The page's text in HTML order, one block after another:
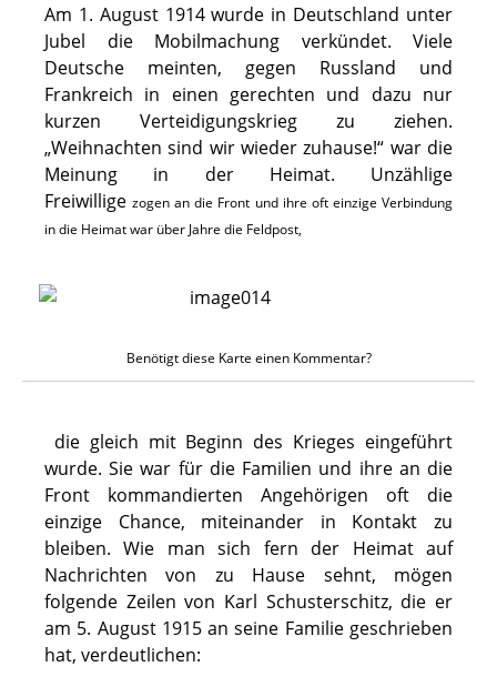
Am 1. August 1914 wurde in Deutschland unter
Jubel die Mobilmachung verkündet. Viele
Deutsche meinten, gegen Russland und
Frankreich in einen gerechten und dazu nur
kurzen Verteidigungskrieg zu ziehen.
„Weihnachten sind wir wieder zuhause!“ war die
Meinung in der Heimat. Unzählige
Freiwilligezogen an die Front und ihre oft einzige Verbindung
in die Heimat war über Jahre die Feldpost,
Benötigt diese Karte einen Kommentar?
die gleich mit Beginn des Krieges eingeführt
wurde. Sie war für die Familien und ihre an die
Front kommandierten Angehörigen oft die
einzige Chance, miteinander in Kontakt zu
bleiben. Wie man sich fern der Heimat auf
Nachrichten von zu Hause sehnt, mögen
folgende Zeilen von Karl Schusterschitz, die er
am 5. August 1915 an seine Familie geschrieben
hat, verdeutlichen: